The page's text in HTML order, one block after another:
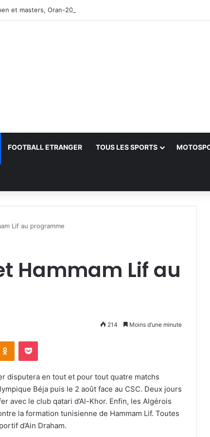
et masters, Oran-2026 — Le CRB s’adjuge le titre
FOOTBALL ETRANGER TOUS LES SPORTS
Lif au programme
Hammam Lif au
214 Moins d’une minute
Odnoklassniki
Pocket
disputera en tout et pour tout quatre matchs
Béja puis le 2 août face au CSC. Deux jours
avec le club qatari d’Al-Khor. Enfin, les Algérois
la formation tunisienne de Hammam Lif. Toutes
d’Ain Draham.